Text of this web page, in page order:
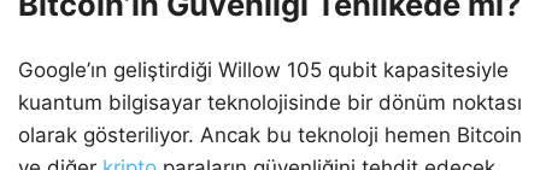
Google’ın geliştirdiği Willow 105 qubit kapasitesiyle
kuantum bilgisayar teknolojisinde bir dönüm noktası
olarak gösteriliyor. Ancak bu teknoloji hemen Bitcoin